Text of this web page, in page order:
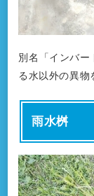
別名「インバー
る水以外の異物
雨水桝